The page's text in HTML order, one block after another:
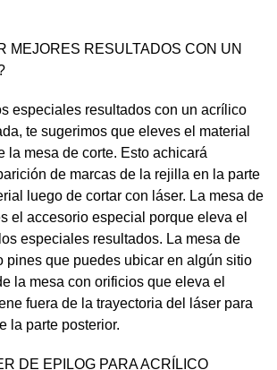
MEJORES RESULTADOS CON UN
especiales resultados con un acrílico
te sugerimos que eleves el material
la mesa de corte. Esto achicará
de marcas de la rejilla en la parte
luego de cortar con láser. La mesa de
el accesorio especial porque eleva el
especiales resultados. La mesa de
pines que puedes ubicar en algún sitio
la mesa con orificios que eleva el
fuera de la trayectoria del láser para
la parte posterior.
DE EPILOG PARA ACRÍLICO